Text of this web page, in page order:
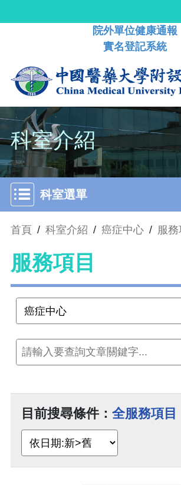
院外單位健康通報
實名登記系統
科室介紹
科室選單
首頁 / 科室介紹 / 癌症中心 / 服務
服務項目
目前搜尋條件： 全服務項目